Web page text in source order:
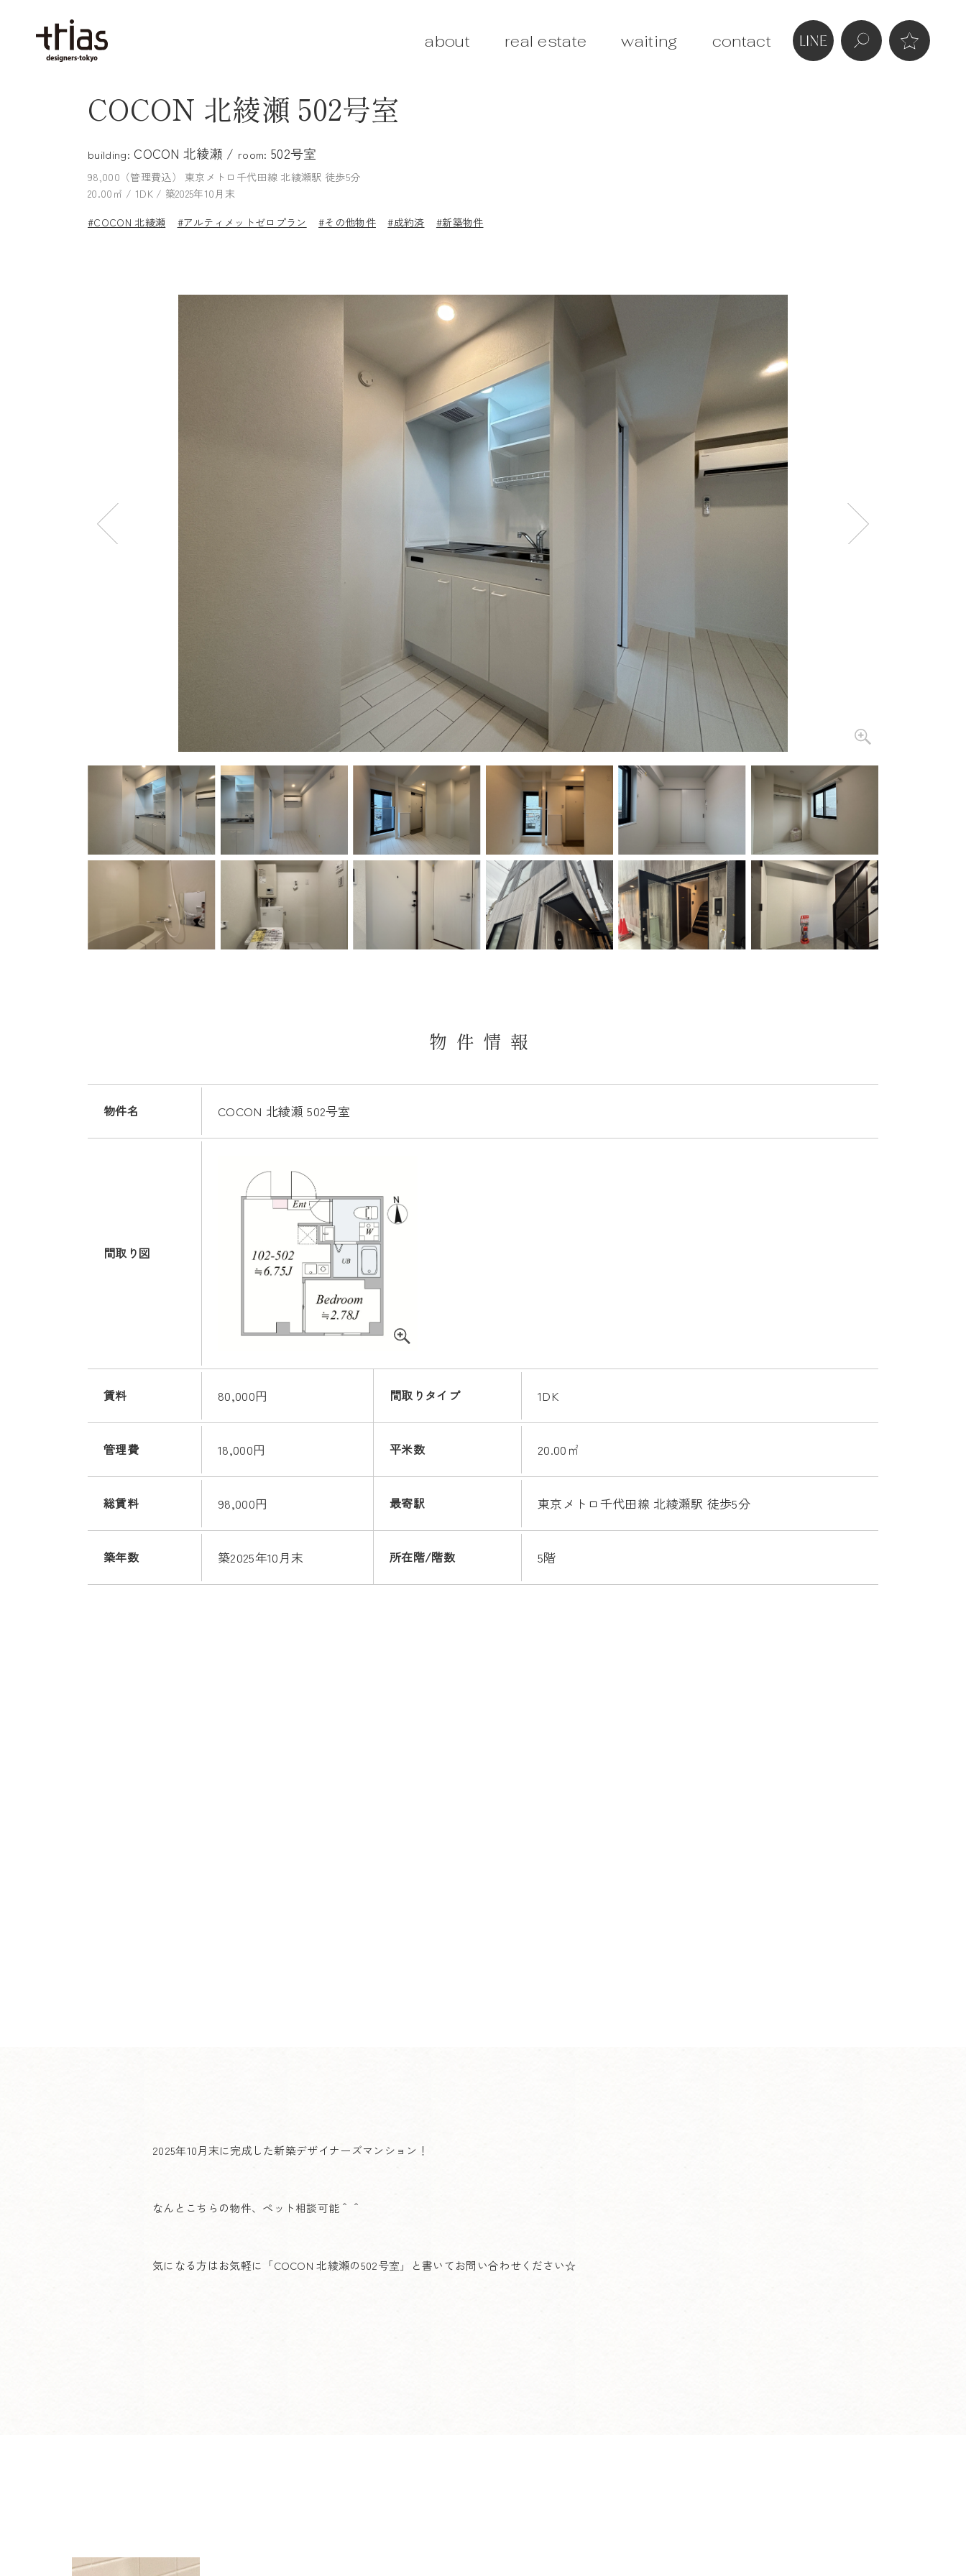
about real estate waiting contact
COCON 北綾瀬 502号室
building: COCON 北綾瀬 / room: 502号室
98,000（管理費込） 東京メトロ千代田線 北綾瀬駅 徒歩5分
20.00㎡ / 1DK / 築2025年10月末
#COCON 北綾瀬
#アルティメットゼロプラン #その他物件 #成約済 #新築物件
物件情報
物件名 COCON 北綾瀬 502号室
間取り図
賃料 80,000円 間取りタイプ 1DK
管理費 18,000円 平米数 20.00㎡
総賃料 98,000円 最寄駅 東京メトロ千代田線 北綾瀬駅 徒歩5分
築年数 築2025年10月末 所在階/階数 5階
2025年10月末に完成した新築デザイナーズマンション！
なんとこちらの物件、ペット相談可能＾＾
気になる方はお気軽に「COCON 北綾瀬の502号室」と書いてお問い合わせください☆